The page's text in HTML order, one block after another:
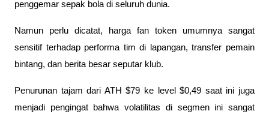
penggemar sepak bola di seluruh dunia.
Namun perlu dicatat, harga fan token umumnya sangat
sensitif terhadap performa tim di lapangan, transfer pemain
bintang, dan berita besar seputar klub.
Penurunan tajam dari ATH $79 ke level $0,49 saat ini juga
menjadi pengingat bahwa volatilitas di segmen ini sangat